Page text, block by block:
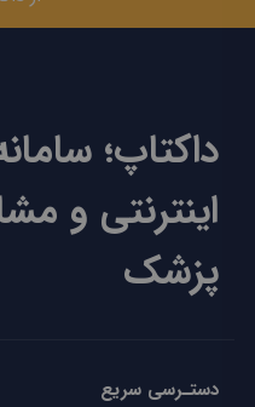
داکتاپ؛
اینترنتی و
پزشک
دستـرسی سریع